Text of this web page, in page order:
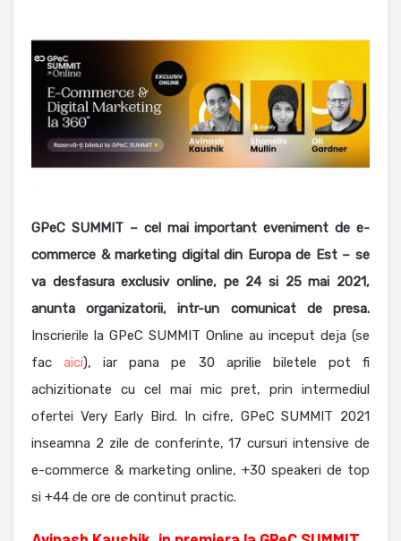
GPeC SUMMIT – cel mai important eveniment de e-
commerce & marketing digital din Europa de Est – se
va desfasura exclusiv online, pe 24 si 25 mai 2021,
anunta organizatorii, intr-un comunicat de presa.
Inscrierile la GPeC SUMMIT Online au inceput deja (se
facaici), iar pana pe 30 aprilie biletele pot fi
achizitionate cu cel mai mic pret, prin intermediul
ofertei Very Early Bird. In cifre, GPeC SUMMIT 2021
inseamna 2 zile de conferinte, 17 cursuri intensive de
e-commerce & marketing online, +30 speakeri de top
si +44 de ore de continut practic.